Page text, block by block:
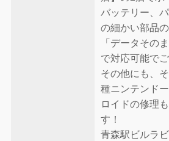
バッテリー、
の細かい部品
「データその
で対応可能で
その他にも、
種ニンテンド
ロイドの修理
す！
青森駅ビルラ